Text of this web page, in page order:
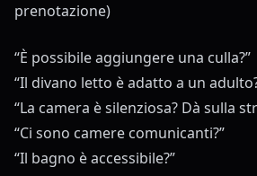
prenotazione)
“È possibile aggiungere una culla?”
“Il divano letto è adatto a un
“La camera è silenziosa? Dà sulla
“Ci sono camere comunicanti?”
“Il bagno è accessibile?”